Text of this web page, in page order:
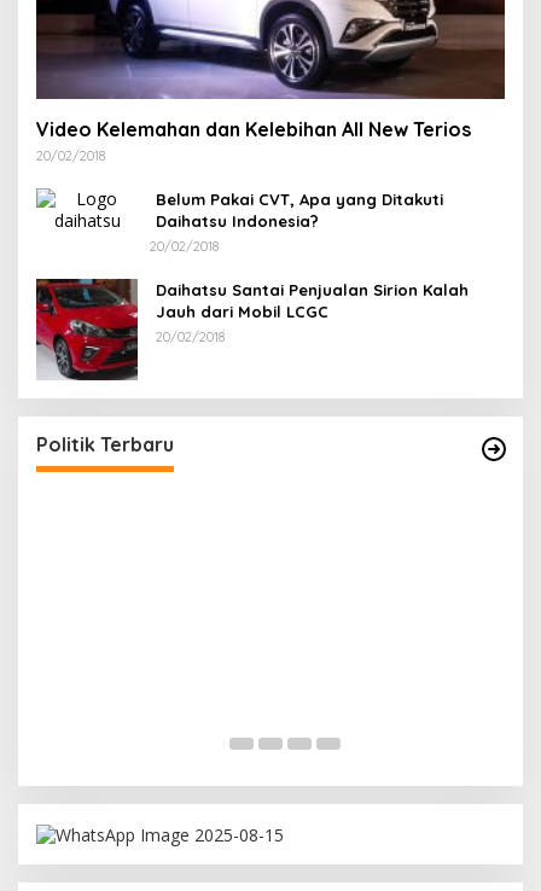
Video Kelemahan dan Kelebihan All New Terios
20/02/2018
Belum Pakai CVT, Apa yang Ditakuti
Daihatsu Indonesia?
20/02/2018
Daihatsu Santai Penjualan Sirion Kalah
Jauh dari Mobil LCGC
20/02/2018
Politik Terbaru